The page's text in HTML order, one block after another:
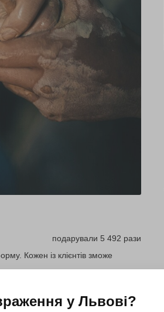
подарували 5 492 рази
Кожен із клієнтів зможе
Подарувати
у Львові?